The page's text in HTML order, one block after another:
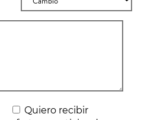
Quiero recibir